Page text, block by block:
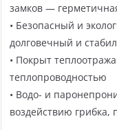
замков —
• Безопасный и
долговечный и
• Покрыт
теплопроводностью
• Водо- и
воздействию